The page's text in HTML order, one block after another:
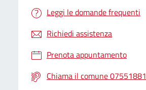
Leggi le domande frequenti
Richiedi assistenza
Prenota appuntamento
Chiama il comune 07551881